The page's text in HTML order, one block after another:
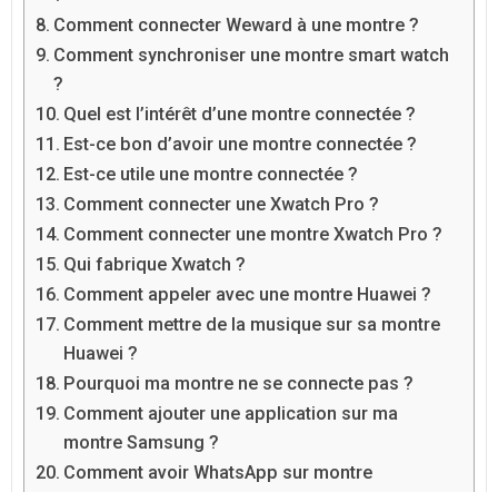
Comment connecter Weward à une montre ?
Comment synchroniser une montre smart watch
?
Quel est l’intérêt d’une montre connectée ?
Est-ce bon d’avoir une montre connectée ?
Est-ce utile une montre connectée ?
Comment connecter une Xwatch Pro ?
Comment connecter une montre Xwatch Pro ?
Qui fabrique Xwatch ?
Comment appeler avec une montre Huawei ?
Comment mettre de la musique sur sa montre
Huawei ?
Pourquoi ma montre ne se connecte pas ?
Comment ajouter une application sur ma
montre Samsung ?
Comment avoir WhatsApp sur montre